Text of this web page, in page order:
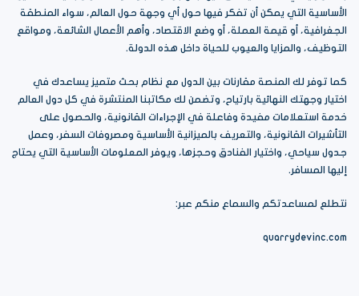
الأساسية التي يمكن أن تفكر فيها حول أي وجهة حول العالم، سواء المنطقة
الجغرافية، أو قيمة العملة، أو وضع الاقتصاد، وأهم الأعمال الشائعة، ومواقع
التوظيف، والمزايا والعيوب للحياة داخل هذه الدولة.
كما توفر لك المنصة مقارنات بين الدول مع نظام بحث متميز يساعدك في
اختيار وجهتك النهائية بارتياح، وتضمن لك مكاتبنا المنتشرة في كل دول العالم
خدمة استعلامات مفيدة وفاعلة في الإجراءات القانونية، والحصول على
التأشيرات القانونية، والتعريف بالميزانية الأساسية ومصروفات السفر، وعمل
جدول سياحي، واختيار الفنادق وحجزها، ويوفر المعلومات الأساسية التي يحتاج
إليها المسافر.
نتطلع لمساعدتكم والسماع منكم عبر:
quarrydevinc.com